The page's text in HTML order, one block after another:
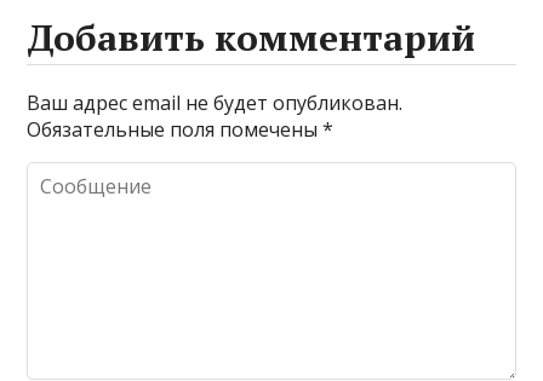
Добавить комментарий
Ваш адрес email не будет опубликован.
Обязательные поля помечены*